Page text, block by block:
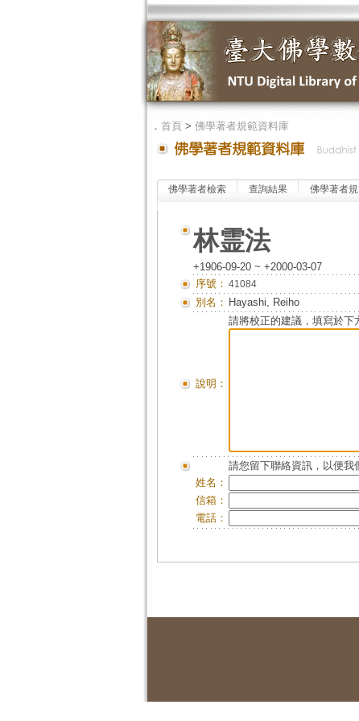
． 首頁> 佛學著者規範資料庫
佛學著者檢索 查詢結果 佛學著者
林霊法
+1906-09-20 ~ +2000-03-07
序號： 41084
別名： Hayashi, Reiho
說明：
請將校正的建議，填寫於下
請您留下聯絡資訊，以便我
姓名：
信箱：
電話：